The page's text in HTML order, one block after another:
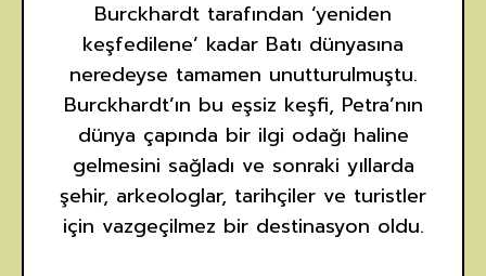
Burckhardt tarafından ‘yeniden
keşfedilene’ kadar Batı dünyasına
neredeyse tamamen unutturulmuştu.
Burckhardt’ın bu eşsiz keşfi, Petra’nın
dünya çapında bir ilgi odağı haline
gelmesini sağladı ve sonraki yıllarda
şehir, arkeologlar, tarihçiler ve turistler
için vazgeçilmez bir destinasyon oldu.